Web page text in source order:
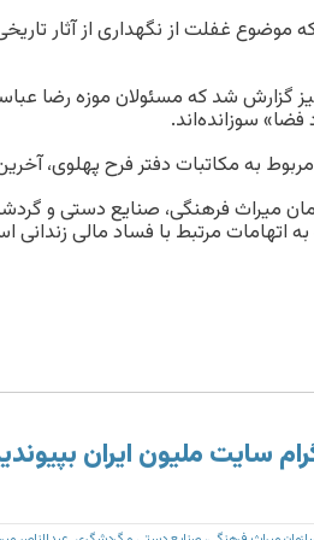
غفلت از نگهداری از آثار
گزارش شد که مسئولان موزه رضا
فضا» سوزانده‌اند.
به مکاتبات دفتر فرح پهلوی،
اتهامات مرتبط با فساد مالی زندانی
سایت ملیون ایران